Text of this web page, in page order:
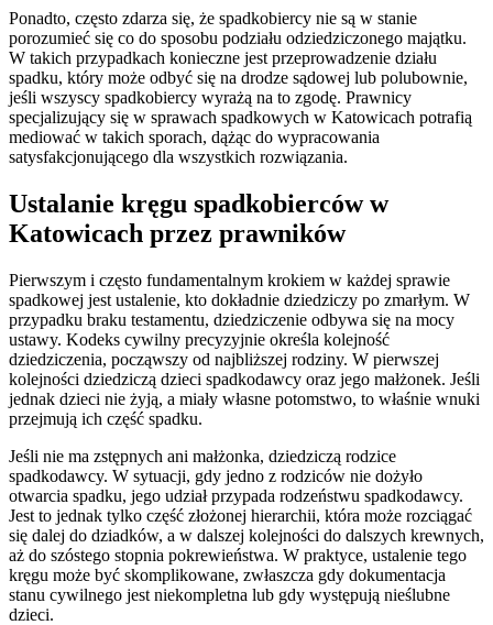
Ponadto, często zdarza się, że spadkobiercy nie są w stanie
porozumieć się co do sposobu podziału odziedziczonego majątku.
W takich przypadkach konieczne jest przeprowadzenie działu
spadku, który może odbyć się na drodze sądowej lub polubownie,
jeśli wszyscy spadkobiercy wyrażą na to zgodę. Prawnicy
specjalizujący się w sprawach spadkowych w Katowicach potrafią
mediować w takich sporach, dążąc do wypracowania
satysfakcjonującego dla wszystkich rozwiązania.
Ustalanie kręgu spadkobierców w
Katowicach przez prawników
Pierwszym i często fundamentalnym krokiem w każdej sprawie
spadkowej jest ustalenie, kto dokładnie dziedziczy po zmarłym. W
przypadku braku testamentu, dziedziczenie odbywa się na mocy
ustawy. Kodeks cywilny precyzyjnie określa kolejność
dziedziczenia, począwszy od najbliższej rodziny. W pierwszej
kolejności dziedziczą dzieci spadkodawcy oraz jego małżonek. Jeśli
jednak dzieci nie żyją, a miały własne potomstwo, to właśnie wnuki
przejmują ich część spadku.
Jeśli nie ma zstępnych ani małżonka, dziedziczą rodzice
spadkodawcy. W sytuacji, gdy jedno z rodziców nie dożyło
otwarcia spadku, jego udział przypada rodzeństwu spadkodawcy.
Jest to jednak tylko część złożonej hierarchii, która może rozciągać
się dalej do dziadków, a w dalszej kolejności do dalszych krewnych,
aż do szóstego stopnia pokrewieństwa. W praktyce, ustalenie tego
kręgu może być skomplikowane, zwłaszcza gdy dokumentacja
stanu cywilnego jest niekompletna lub gdy występują nieślubne
dzieci.